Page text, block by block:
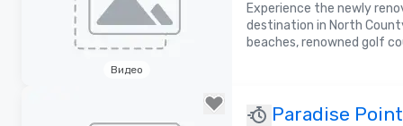
Видео
Diego
Experience the newly
destination in North
beaches, renowned golf
Paradise Point